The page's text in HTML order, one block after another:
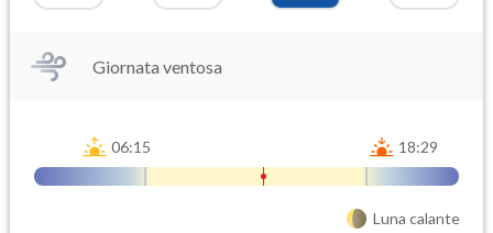
Giornata ventosa
06:15 18:29
Luna calante